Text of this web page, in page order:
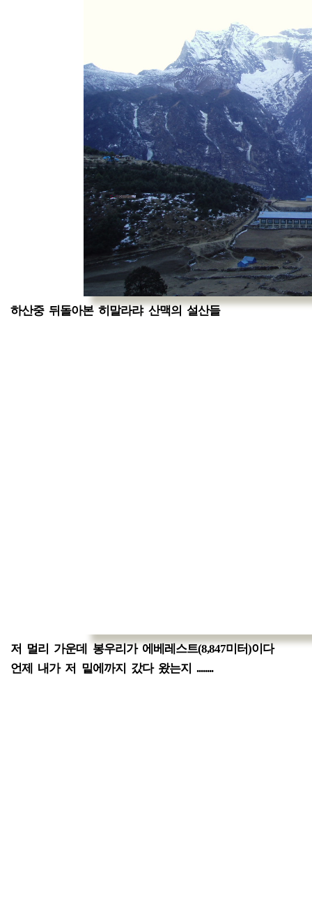
하산중 뒤돌아본 히말라랴 산맥의 설산들
저 멀리 가운데 봉우리가 에베레스트(8,847미터)이다
언제 내가 저 밑에까지 갔다 왔는지 ........